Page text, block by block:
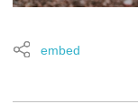
embed